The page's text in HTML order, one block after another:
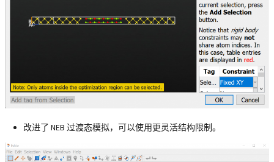
改进了 NEB 过渡态模拟，可以使用更灵活结构限制。